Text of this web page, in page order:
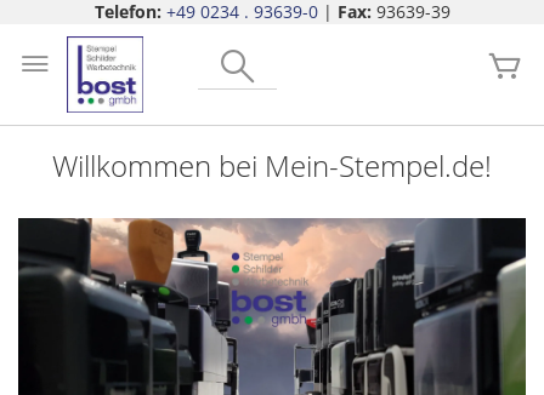
Telefon: +49 0234 . 93639-0| Fax: 93639-39
springen
Willkommen bei Mein-Stempel.de!